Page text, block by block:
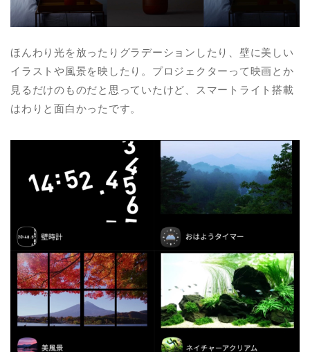
ほんわり光を放ったりグラデーションしたり、壁に美しい
イラストや風景を映したり。プロジェクターって映画とか
見るだけのものだと思っていたけど、スマートライト搭載
はわりと面白かったです。